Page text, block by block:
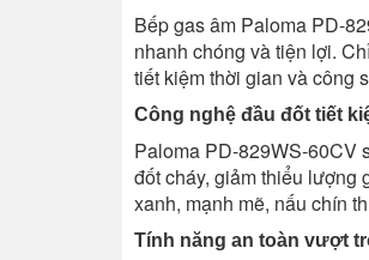
Bếp gas âm Paloma PD-
nhanh chóng và tiện lợi.
tiết kiệm thời gian và công
Công nghệ đầu đốt tiết
Paloma PD-829WS-60CV
đốt cháy, giảm thiểu lượng
xanh, mạnh mẽ, nấu chín
Tính năng an toàn vượt